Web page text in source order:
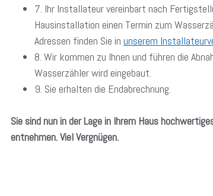
7. Ihr Installateur vereinbart nach
Hausinstallation einen Termin zum
Adressen finden Sie in unserem
8. Wir kommen zu Ihnen und führen die
Wasserzähler wird eingebaut.
9. Sie erhalten die Endabrechnung.
Sie sind nun in der Lage in Ihrem Haus
entnehmen. Viel Vergnügen.